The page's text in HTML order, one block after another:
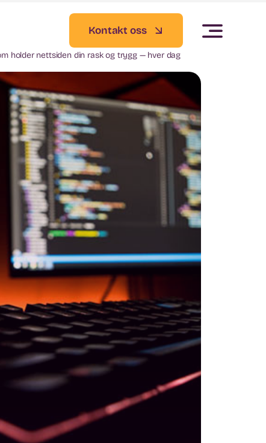
Kontakt oss
holder nettsiden din rask og trygg — hver dag